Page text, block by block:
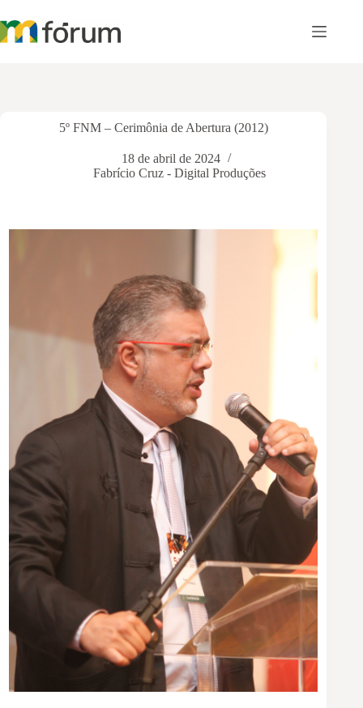
para
o
5º FNM – Cerimônia de Abertura (2012)
18 de abril de 2024
Fabrício Cruz - Digital Produções